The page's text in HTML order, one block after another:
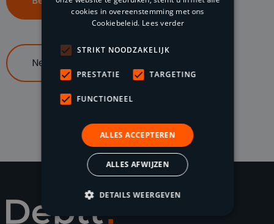
Neem contact op
cookies in overeenstemming met ons
Cookiebeleid. Lees verder
STRIKT NOODZAKELIJK
PRESTATIE TARGETING
FUNCTIONEEL
ALLES ACCEPTEREN
ALLES AFWIJZEN
DETAILS WEERGEVEN